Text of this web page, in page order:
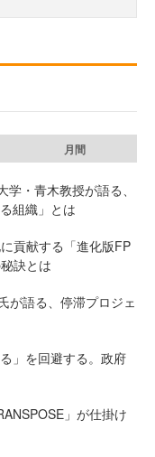
月間
・青木教授が語る、
組織」とは
貢献する「進化版FP
訣とは
が語る、停滞プロジェ
」を回避する。政府
」が仕掛け